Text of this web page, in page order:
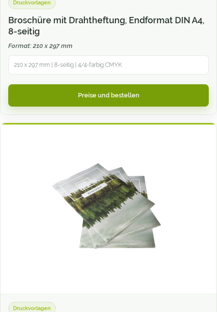
Druckvorlagen
Broschüre mit Drahtheftung, Endformat DIN A4,
8-seitig
Format: 210 x 297 mm
210 x 297 mm | 8-seitig | 4/4-farbig CMYK
Preise und bestellen
Druckvorlagen